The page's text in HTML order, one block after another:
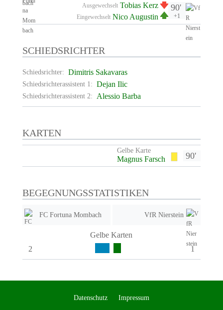
90'
+1
Ausgewechselt Tobias Kerz
Eingewechselt Nico Augustin
SCHIEDSRICHTER
Schiedsrichter: Dimitris Sakavaras
Schiedsrichterassistent 1: Dejan Ilic
Schiedsrichterassistent 2: Alessio Barba
KARTEN
90'
Gelbe Karte
Magnus Farsch
BEGEGNUNGSSTATISTIKEN
FC Fortuna Mombach VfR Nierstein
Gelbe Karten
2
1
Datenschutz Impressum